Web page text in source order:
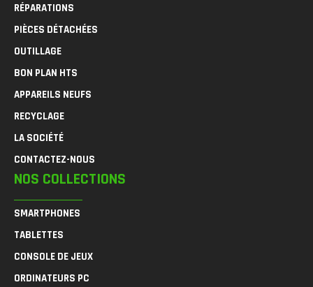
RÉPARATIONS
PIÈCES DÉTACHÉES
OUTILLAGE
BON PLAN HTS
APPAREILS NEUFS
RECYCLAGE
LA SOCIÉTÉ
CONTACTEZ-NOUS
NOS COLLECTIONS
SMARTPHONES
TABLETTES
CONSOLE DE JEUX
ORDINATEURS PC